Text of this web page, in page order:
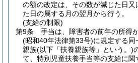
の額の改定は、その数が減じた日又
た日の属する月の翌月から行う。
(支給の制限)
第9条
手当は、障害者の前年の所得
(昭和40年法律第33号)に規定する同
親族(以下「扶養親族等」という。)
て、特別児童扶養手当等の支給に関